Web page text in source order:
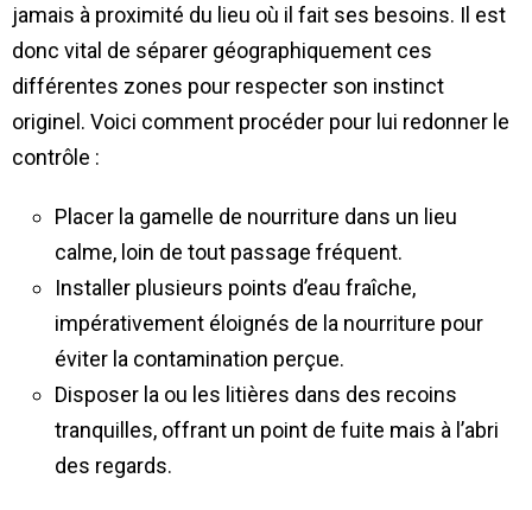
jamais à proximité du lieu où il fait ses besoins. Il est
donc vital de séparer géographiquement ces
différentes zones pour respecter son instinct
originel. Voici comment procéder pour lui redonner le
contrôle :
Placer la gamelle de nourriture dans un lieu
calme, loin de tout passage fréquent.
Installer plusieurs points d’eau fraîche,
impérativement éloignés de la nourriture pour
éviter la contamination perçue.
Disposer la ou les litières dans des recoins
tranquilles, offrant un point de fuite mais à l’abri
des regards.